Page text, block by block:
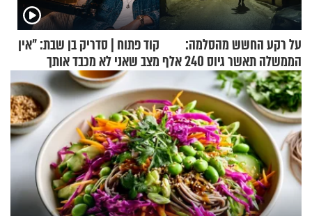
על רקע החשש מהסלמה:
הממשלה תאשר גיוס 240 אלף
אנשי מילואים
קוד פתוח | סדריק בן שבת: "אין
מצב שאני לא מכבד אותך
בבוקר בהנחת תפילין"